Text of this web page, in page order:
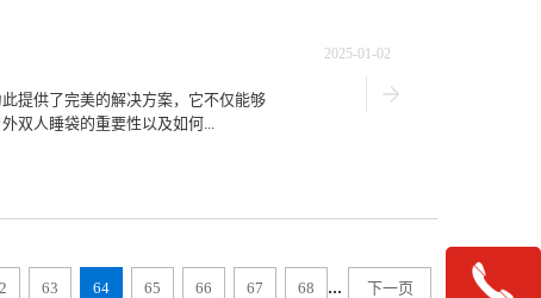
2025-01-02
提供了完美的解决方案，它不仅能够
双人睡袋的重要性以及如何...
63 64 65 66 67 68 ... 下一页